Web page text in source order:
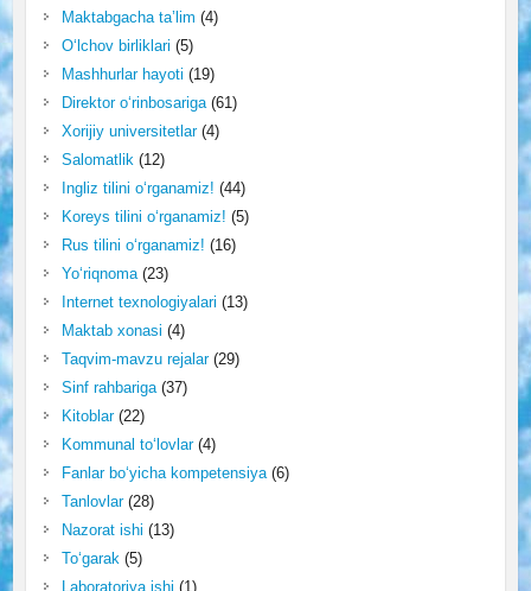
Maktabgacha ta’lim (4)
O‘lchov birliklari (5)
Mashhurlar hayoti (19)
Direktor o‘rinbosariga(61)
Xorijiy universitetlar(4)
Salomatlik(12)
Ingliz tilini o‘rganamiz! (44)
Koreys tilini o‘rganamiz! (5)
Rus tilini o‘rganamiz! (16)
Yo‘riqnoma(23)
Internet texnologiyalari (13)
Maktab xonasi (4)
Taqvim-mavzu rejalar(29)
Sinf rahbariga(37)
Kitoblar(22)
Kommunal to‘lovlar(4)
Fanlar bo‘yicha kompetensiya(6)
Tanlovlar(28)
Nazorat ishi (13)
To‘garak(5)
Laboratoriya ishi (1)